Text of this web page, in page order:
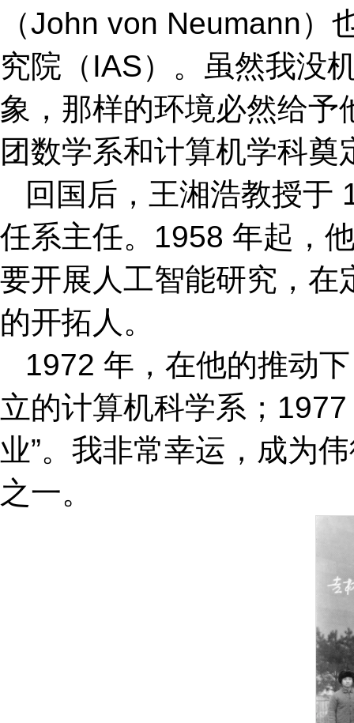
（John von Neumann
究院（IAS）。虽然我没
象，那样的环境必然给
团数学系和计算机学科奠
回国后，王湘浩教授于
任系主任。1958 年起，
要开展人工智能研究，在
的开拓人。
1972 年，在他的推动
立的计算机科学系；
业”。我非常幸运，成为
之一。